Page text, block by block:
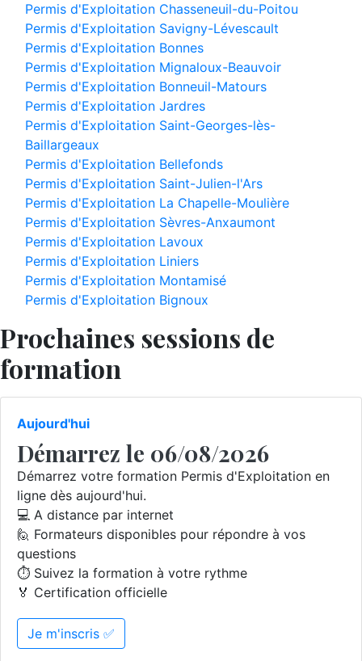
Permis d'Exploitation Chasseneuil-du-Poitou
Permis d'Exploitation Savigny-Lévescault
Permis d'Exploitation Bonnes
Permis d'Exploitation Mignaloux-Beauvoir
Permis d'Exploitation Bonneuil-Matours
Permis d'Exploitation Jardres
Permis d'Exploitation Saint-Georges-lès-
Baillargeaux
Permis d'Exploitation Bellefonds
Permis d'Exploitation Saint-Julien-l'Ars
Permis d'Exploitation La Chapelle-Moulière
Permis d'Exploitation Sèvres-Anxaumont
Permis d'Exploitation Lavoux
Permis d'Exploitation Liniers
Permis d'Exploitation Montamisé
Permis d'Exploitation Bignoux
Prochaines sessions de
formation
Aujourd'hui
Démarrez le 06/08/2026
Démarrez votre formation Permis d'Exploitation en
ligne dès aujourd'hui.
💻 A distance par internet
🙋 Formateurs disponibles pour répondre à vos
questions
⏱️ Suivez la formation à votre rythme
🏅 Certification officielle
Je m'inscris ✅